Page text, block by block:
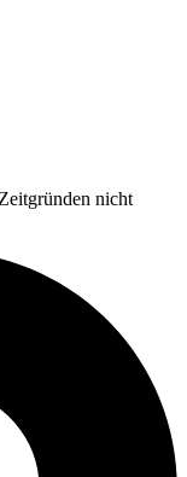
nicht